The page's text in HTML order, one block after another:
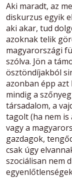
Aki maradt, az
diskurzus egyik
aki akar, tud
azoknak telik
magyarországi
szólva. Jön a
ösztöndíjakból
azonban épp azt
mindig a
társadalom, a
tagolt (ha nem
vagy a
gazdagok,
csak úgy
szociálisan nem